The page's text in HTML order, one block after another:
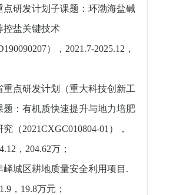
点研发计划子课题：环渤海盐碱
控盐关键技术
）， 2021.7-2025.12，
重点研发计划（重大科技创新工
题：有机质快速提升与地力培肥
究（2021CXGC010804-01），
， 204.62万；
峄城区耕地质量安全利用项目 .
， 19.8万元；